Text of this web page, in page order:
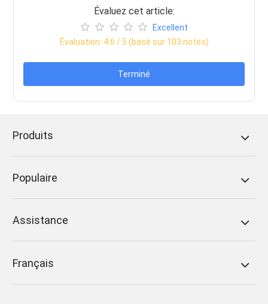
Évaluez cet article:
Excellent
Évaluation: 4.6 / 5 (basé sur 103 notes)
Terminé
Produits
Populaire
Assistance
Français